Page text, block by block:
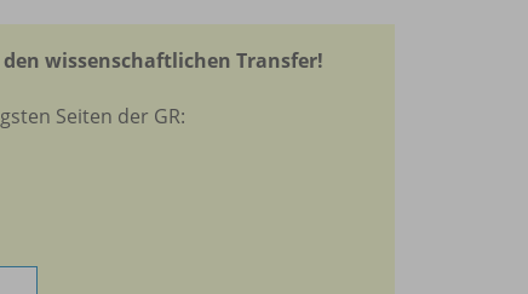
wissenschaftlichen Transfer!
Seiten der GR: